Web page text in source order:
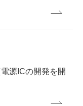
源ICの開発を開